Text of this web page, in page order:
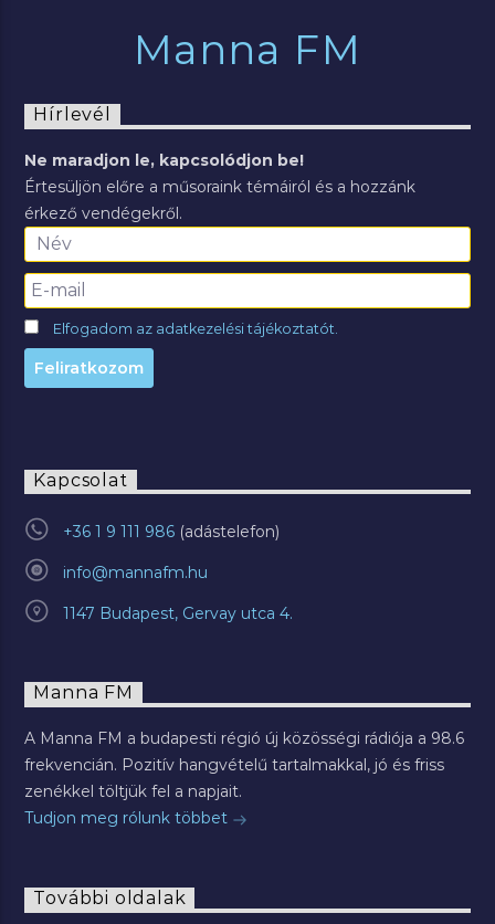
Manna FM
Hírlevél
Ne maradjon le, kapcsolódjon be!
Értesüljön előre a műsoraink témáiról és a hozzánk
érkező vendégekről.
Elfogadom az adatkezelési tájékoztatót.
Kapcsolat
+36 1 9 111 986
info@mannafm.hu
1147 Budapest, Gervay utca 4.
Manna FM
A Manna FM a budapesti régió új közösségi rádiója a 98.6
frekvencián. Pozitív hangvételű tartalmakkal, jó és friss
zenékkel töltjük fel a napjait.
Tudjon meg rólunk többet
További oldalak